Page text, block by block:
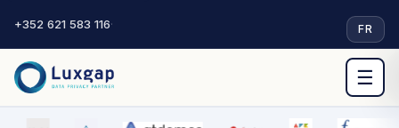
+352 621 583 116· FR
☰